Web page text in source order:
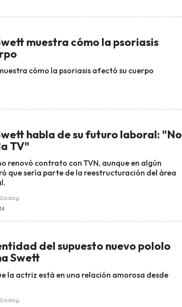
muestra cómo la psoriasis
cómo la psoriasis afectó su cuerpo
habla de su futuro laboral: "No
TV"
renovó contrato con TVN, aunque en algún
que sería parte de la reestructuración del área
del supuesto nuevo pololo
Swett
la actriz está en una relación amorosa desde